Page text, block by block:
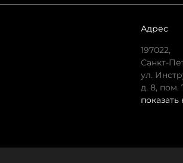
Адрес
197022,
Санкт-
ул.
д. 8, пом.
показать